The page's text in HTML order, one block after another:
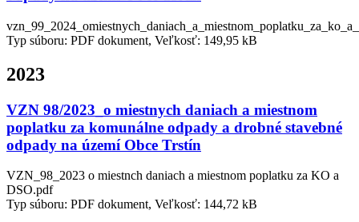
Typ súboru: PDF dokument, Veľkosť: 149,95 kB
2023
VZN 98/2023_o miestnych daniach a miestnom
poplatku za komunálne odpady a drobné stavebné
odpady na území Obce Trstín
VZN_98_2023 o miestnch daniach a miestnom poplatku za KO a
DSO.pdf
Typ súboru: PDF dokument, Veľkosť: 144,72 kB